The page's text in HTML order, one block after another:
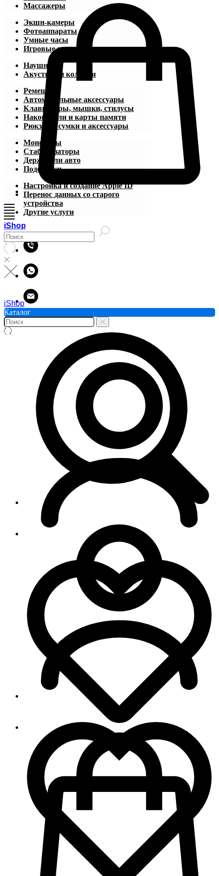
iShop
Массажеры
Экшн-камеры
Фотоаппараты
Умные часы
Игровые приставки
Наушники
Акустика и колонки
Ремешки
Автомобильные аксессуары
Клавиатуры, мышки, стилусы
Накопители и карты памяти
Рюкзаки, сумки и аксессуары
Моноподы
Стабилизаторы
Держатели авто
Подставки
Настройка и создание Apple ID
Перенос данных со старого
устройства
Другие услуги
iShop
Каталог